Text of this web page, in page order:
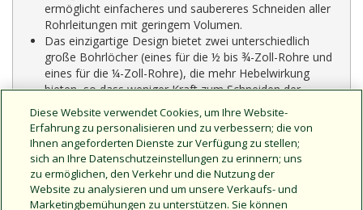
ermöglicht einfacheres und saubereres Schneiden aller
Rohrleitungen mit geringem Volumen.
Das einzigartige Design bietet zwei unterschiedlich
große Bohrlöcher (eines für die ½ bis ¾-Zoll-Rohre und
eines für die ¼-Zoll-Rohre), die mehr Hebelwirkung
bieten, so dass weniger Kraft zum Schneiden der
Rohre erforderlich ist.
Der Rohrabschneider ist leichtgewichtig mit Klingen
aus rostfreiem Stahl. Ersatzklingen verfügbar (PPC-
200XBLD)
Diese Website verwendet Cookies, um Ihre Website-
Erfahrung zu personalisieren und zu verbessern; die von
Ihnen angeforderten Dienste zur Verfügung zu stellen;
sich an Ihre Datenschutzeinstellungen zu erinnern; uns
zu ermöglichen, den Verkehr und die Nutzung der
Website zu analysieren und um unsere Verkaufs- und
Marketingbemühungen zu unterstützen. Sie können